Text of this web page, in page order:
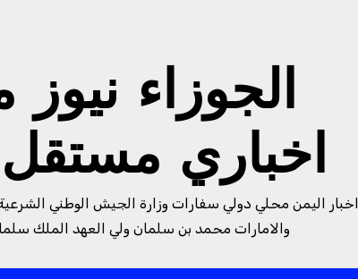
الجوزاء نيوز
اخباري
اخبار اليمن محلي دولي سفارات وزارة الجيش الوطني
والامارات محمد بن سلمان ولي العهد الملك